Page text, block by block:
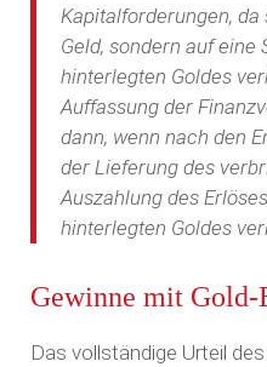
Kapitalforderungen,
Geld, sondern auf
hinterlegten Goldes
Auffassung der
dann, wenn nach den
der Lieferung des
Auszahlung des
hinterlegten Goldes
Gewinne mit Gold-
Das vollständige Urteil